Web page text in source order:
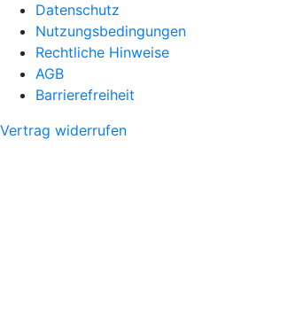
Datenschutz
Nutzungsbedingungen
Rechtliche Hinweise
AGB
Barrierefreiheit
Vertrag widerrufen